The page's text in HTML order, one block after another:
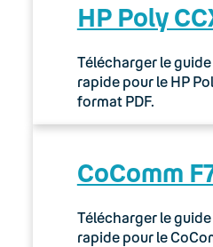
HP Poly
Télécharger le
rapide pour le HP
format PDF.
CoComm
Télécharger le
rapide pour le